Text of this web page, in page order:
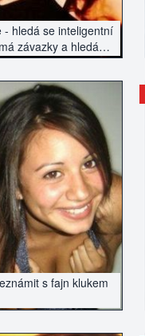
- hledá se inteligentní
závazky a hledá
s fajn klukem
INZERÁT